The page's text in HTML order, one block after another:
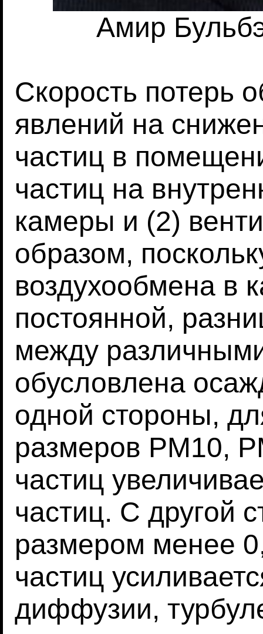
Амир
Скорость потерь
явлений на
частиц в
частиц на
камеры и (2)
образом,
воздухообмена в
постоянной,
между
обусловлена
одной стороны,
размеров PM10,
частиц
частиц. С другой
размером менее
частиц
диффузии,